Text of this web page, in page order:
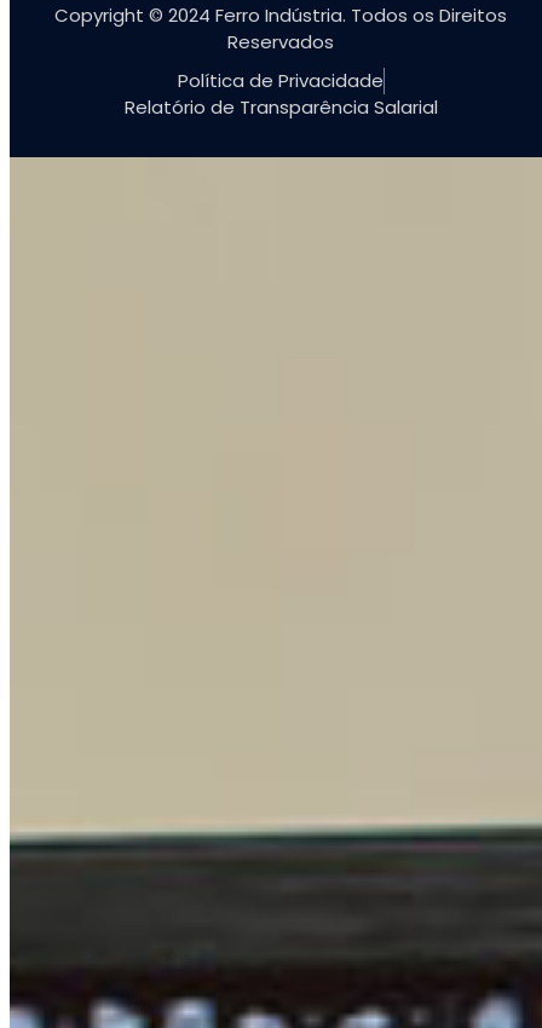
Copyright © 2024 Ferro Indústria. Todos os Direitos
Reservados
Política de Privacidade
Relatório de Transparência Salarial